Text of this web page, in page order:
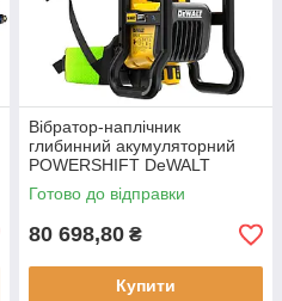
Вібратор-наплічник
глибинний акумуляторний
POWERSHIFT DeWALT
DCPS310N безщітковий
двигун вага 7 кг час роботи
Готово до відправки
80 698,80 ₴
Купити